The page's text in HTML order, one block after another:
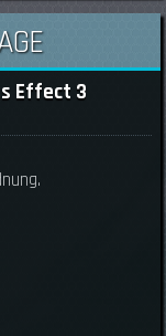
Effect 3